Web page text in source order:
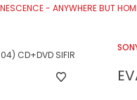
- ANYWHERE BUT